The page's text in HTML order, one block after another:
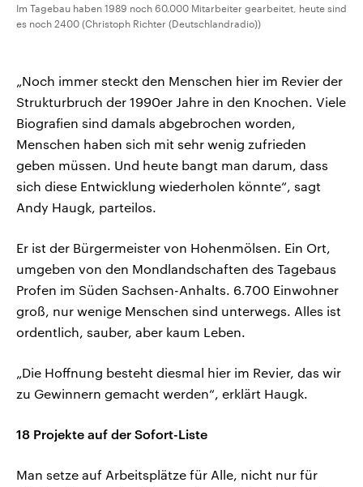
Im Tagebau haben 1989 noch 60.000 Mitarbeiter gearbeitet, heute sind
es noch 2400 (Christoph Richter (Deutschlandradio))
„Noch immer steckt den Menschen hier im Revier der
Strukturbruch der 1990er Jahre in den Knochen. Viele
Biografien sind damals abgebrochen worden,
Menschen haben sich mit sehr wenig zufrieden
geben müssen. Und heute bangt man darum, dass
sich diese Entwicklung wiederholen könnte“, sagt
Andy Haugk, parteilos.
Er ist der Bürgermeister von Hohenmölsen. Ein Ort,
umgeben von den Mondlandschaften des Tagebaus
Profen im Süden Sachsen-Anhalts. 6.700 Einwohner
groß, nur wenige Menschen sind unterwegs. Alles ist
ordentlich, sauber, aber kaum Leben.
„Die Hoffnung besteht diesmal hier im Revier, das wir
zu Gewinnern gemacht werden“, erklärt Haugk.
18 Projekte auf der Sofort-Liste
Man setze auf Arbeitsplätze für Alle, nicht nur für